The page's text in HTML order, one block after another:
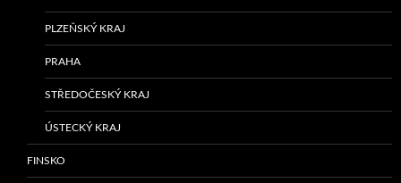
PLZEŇSKÝ KRAJ
PRAHA
STŘEDOČESKÝ KRAJ
ÚSTECKÝ KRAJ
FINSKO